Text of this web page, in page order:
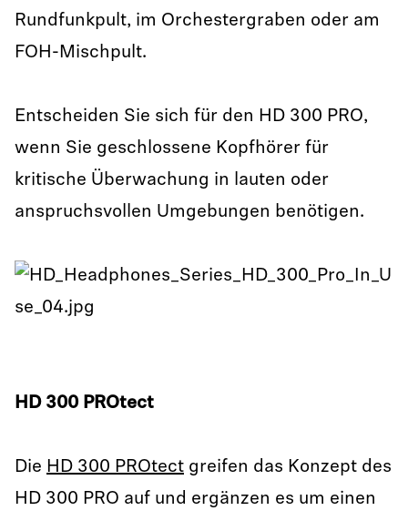
Rundfunkpult, im Orchestergraben oder am
FOH-Mischpult.
Entscheiden Sie sich für den HD 300 PRO,
wenn Sie geschlossene Kopfhörer für
kritische Überwachung in lauten oder
anspruchsvollen Umgebungen benötigen.
HD 300 PROtect
Die HD 300 PROtect greifen das Konzept des
HD 300 PRO auf und ergänzen es um einen